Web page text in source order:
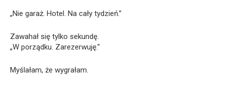
„Nie garaż. Hotel. Na cały tydzień.”
Zawahał się tylko sekundę.
„W porządku. Zarezerwuję.”
Myślałam, że wygrałam.